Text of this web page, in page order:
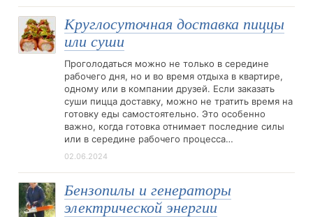
Круглосуточная доставка пиццы
или суши
Проголодаться можно не только в середине
рабочего дня, но и во время отдыха в квартире,
одному или в компании друзей. Если заказать
суши пицца доставку, можно не тратить время на
готовку еды самостоятельно. Это особенно
важно, когда готовка отнимает последние силы
или в середине рабочего процесса…
02.06.2024
Бензопилы и генераторы
электрической энергии